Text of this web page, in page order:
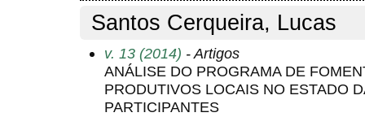
Santos Cerqueira, Lucas
v. 13 (2014) - Artigos
ANÁLISE DO PROGRAMA DE
PRODUTIVOS LOCAIS NO ESTADO
PARTICIPANTES